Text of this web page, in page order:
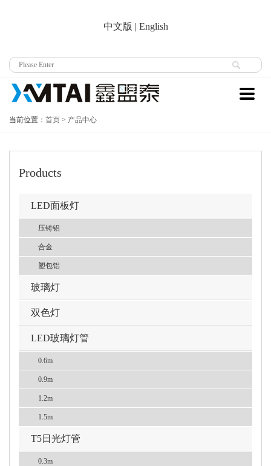
中文版 | English
当前位置： 首页 > 产品中心
Products
LED面板灯
压铸铝
合金
塑包铝
玻璃灯
双色灯
LED玻璃灯管
0.6m
0.9m
1.2m
1.5m
T5日光灯管
0.3m